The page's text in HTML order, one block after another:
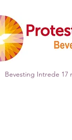
Bevesting Intrede 17